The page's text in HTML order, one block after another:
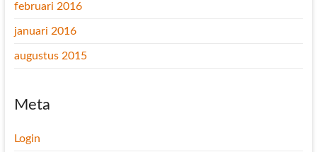
februari 2016
januari 2016
augustus 2015
Meta
Login